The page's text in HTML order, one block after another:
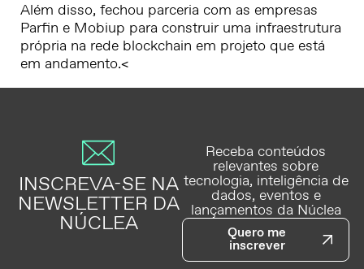
Além disso, fechou parceria com as empresas
Parfin e Mobiup para construir uma infraestrutura
própria na rede blockchain em projeto que está
em andamento.<
INSCREVA-SE NA
NEWSLETTER DA
NÚCLEA
Receba conteúdos
relevantes sobre
tecnologia, inteligência de
dados, eventos e
lançamentos da Núclea
Quero me
inscrever